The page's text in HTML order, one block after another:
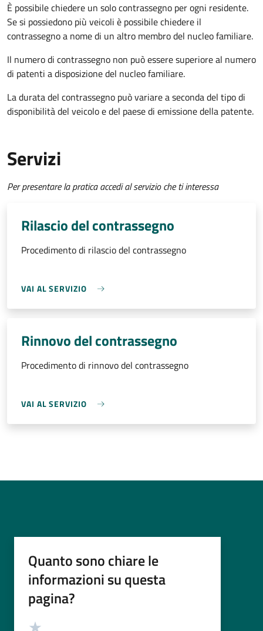
È possibile chiedere un solo contrassegno per ogni residente.
Se si possiedono più veicoli è possibile chiedere il
contrassegno a nome di un altro membro del nucleo familiare.
Il numero di contrassegno non può essere superiore al numero
di patenti a disposizione del nucleo familiare.
La durata del contrassegno può variare a seconda del tipo di
disponibilità del veicolo e del paese di emissione della patente.
Servizi
Per presentare la pratica accedi al servizio che ti interessa
Rilascio del contrassegno
Procedimento di rilascio del contrassegno
VAI AL SERVIZIO
Rinnovo del contrassegno
Procedimento di rinnovo del contrassegno
VAI AL SERVIZIO
Quanto sono chiare le
informazioni su questa
pagina?
Valutazione